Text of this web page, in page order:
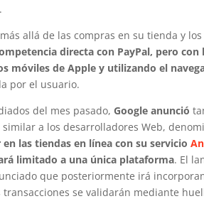
allá de las compras en su tienda y
directa con PayPal, pero
móviles de Apple y utilizando el
por el usuario.
del mes pasado, Google anunció
a los desarrolladores Web,
las tiendas en línea con su servicio
limitado a una única plataforma. El
que posteriormente irá
se validarán mediante